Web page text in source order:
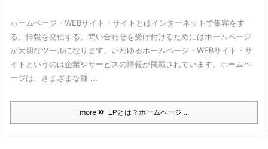
ホームページ・WEBサイト・サイトとはインターネットで集客をす
る、情報を発信する、問い合わせを受け付けるためにはホームページ
が大切なツールになります。 いわゆるホームページ・WEBサイト・サ
イトというのは企業やサービスの情報が掲載されています。 ホームペ
ージは、さまざまな種 ...
more LPとは？ホームページ ...